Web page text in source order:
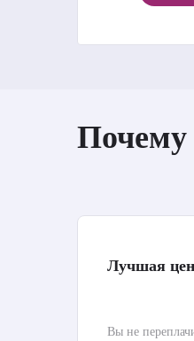
Почему
Лучшая
Вы не